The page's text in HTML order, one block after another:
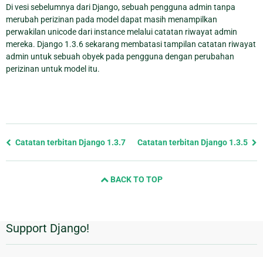
Di vesi sebelumnya dari Django, sebuah pengguna admin tanpa
merubah perizinan pada model dapat masih menampilkan
perwakilan unicode dari instance melalui catatan riwayat admin
mereka. Django 1.3.6 sekarang membatasi tampilan catatan riwayat
admin untuk sebuah obyek pada pengguna dengan perubahan
perizinan untuk model itu.
Previous
Catatan terbitan Django 1.3.7 Catatan terbitan Django 1.3.5
BACK TO TOP
Informasi
Tambahan
Support Django!